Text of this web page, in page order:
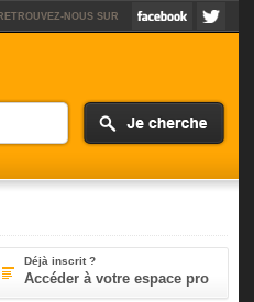
RETROUVEZ-NOUS SUR
Déjà inscrit ?
Accéder à votre espace pro